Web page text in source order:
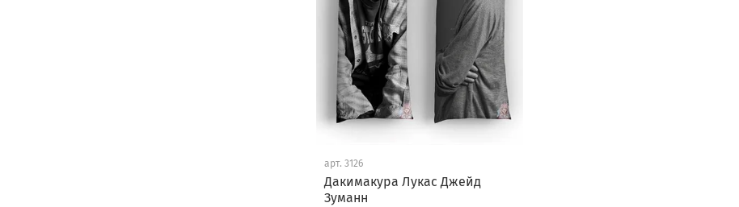
арт.3126
Дакимакура Лукас Джейд
Зуманн